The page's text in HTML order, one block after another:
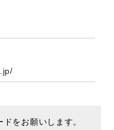
をお願いします。